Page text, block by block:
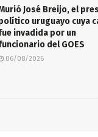
José Breijo, el
uruguayo cuya
invadida por un
del GOES
06/08/2026